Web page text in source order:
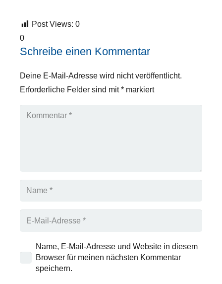
Post Views: 0
0
Schreibe einen Kommentar
Deine E-Mail-Adresse wird nicht veröffentlicht.
Erforderliche Felder sind mit* markiert
Name, E-Mail-Adresse und Website in diesem
Browser für meinen nächsten Kommentar
speichern.